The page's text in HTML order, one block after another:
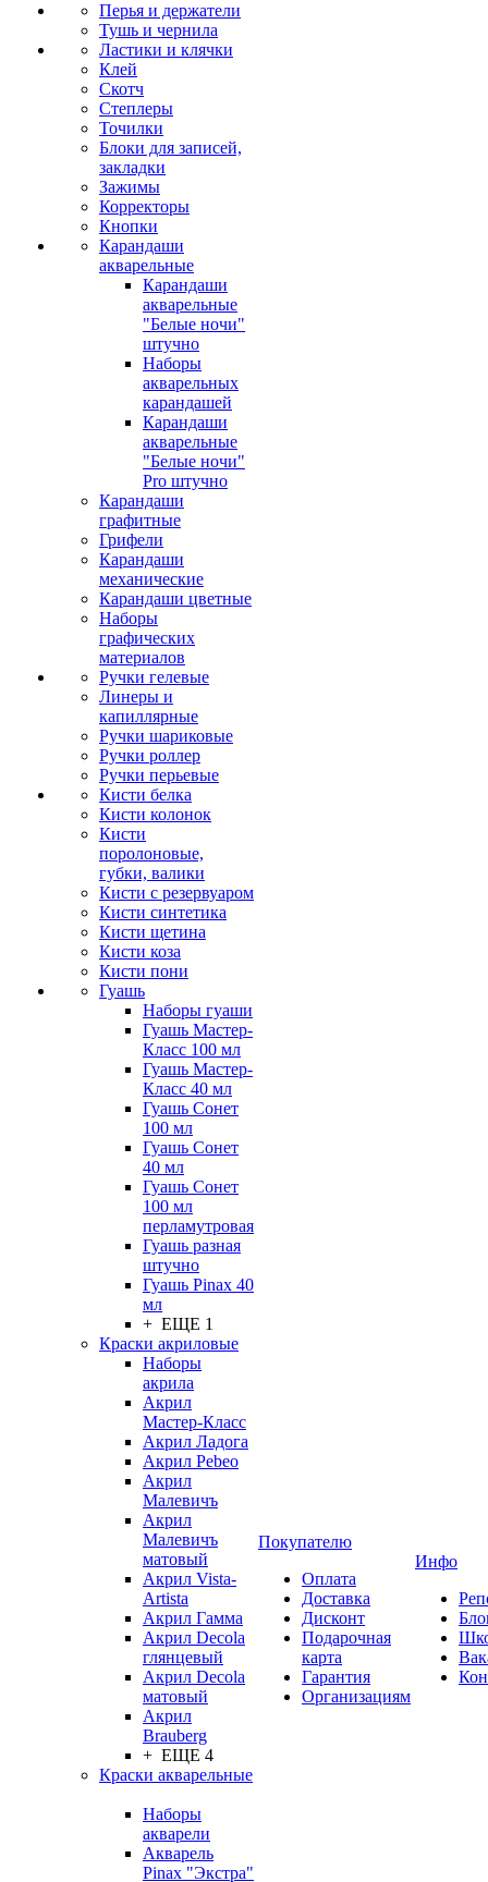
Перья и держатели
Тушь и чернила
Ластики и клячки
Клей
Скотч
Степлеры
Точилки
Блоки для записей,
закладки
Зажимы
Корректоры
Кнопки
Карандаши
акварельные
Карандаши
акварельные
"Белые ночи"
штучно
Наборы
акварельных
карандашей
Карандаши
акварельные
"Белые ночи"
Pro штучно
Карандаши
графитные
Грифели
Карандаши
механические
Карандаши цветные
Наборы
графических
материалов
Ручки гелевые
Линеры и
капиллярные
Ручки шариковые
Ручки роллер
Ручки перьевые
Кисти белка
Кисти колонок
Кисти
поролоновые,
губки, валики
Кисти с резервуаром
Кисти синтетика
Кисти щетина
Кисти коза
Кисти пони
Гуашь
Наборы гуаши
Гуашь Мастер-
Класс 100 мл
Гуашь Мастер-
Класс 40 мл
Гуашь Сонет
100 мл
Гуашь Сонет
40 мл
Гуашь Сонет
100 мл
перламутровая
Гуашь разная
штучно
Гуашь Pinax 40
мл
+ ЕЩЕ 1
Краски акриловые
Наборы
акрила
Акрил
Мастер-Класс
Акрил Ладога
Акрил Pebeo
Акрил
Малевичъ
Акрил
Малевичъ
матовый
Акрил Vista-
Artista
Акрил Гамма
Акрил Decola
глянцевый
Акрил Decola
матовый
Акрил
Brauberg
+ ЕЩЕ 4
Краски акварельные
Наборы
акварели
Акварель
Pinax "Экстра"
Покупателю
Оплата
Доставка
Дисконт
Подарочная
карта
Гарантия
Организациям
Инфо